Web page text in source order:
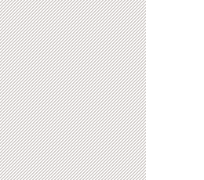
筋トレ メニュー で女性
がジムを探す時に考え
ること：千葉市すこや
かBB腰痛整体
2018-07-17